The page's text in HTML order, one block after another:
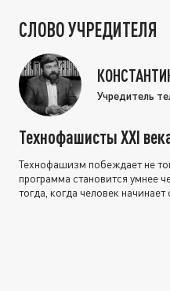
СЛОВО УЧРЕДИТЕЛЯ
Учредитель
Технофашисты XXI
Технофашизм побеждает не
программа становится умнее
тогда, когда человек